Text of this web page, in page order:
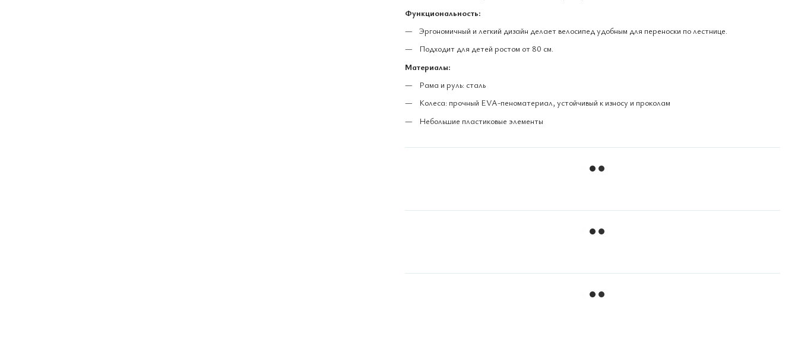
Функциональность:
Эргономичный и легкий дизайн делает велосипед удобным для переноски по лестнице.
Подходит для детей ростом от 80 см.
Материалы:
Рама и руль: сталь
Колеса: прочный EVA-пеноматериал, устойчивый к износу и проколам
Небольшие пластиковые элементы